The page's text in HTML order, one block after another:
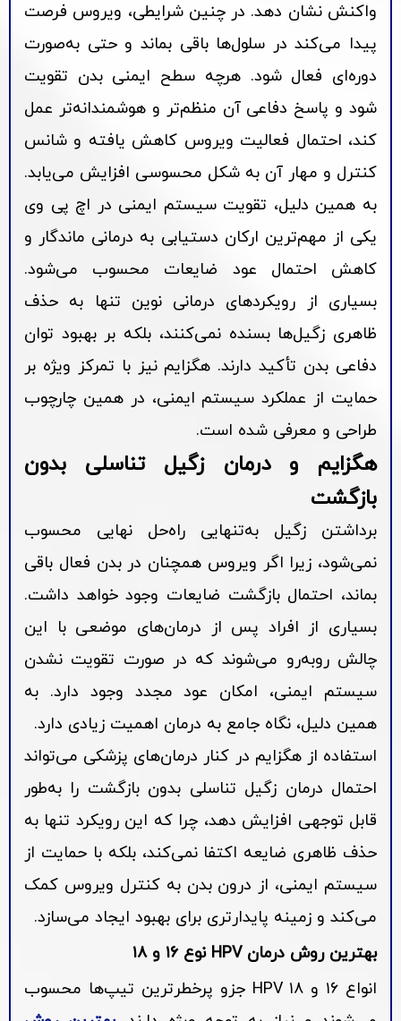
واکنش نشان دهد. در چنین شرایطی، ویروس فرصت
پیدا می‌کند در سلول‌ها باقی بماند و حتی به‌صورت
دوره‌ای فعال شود. هرچه سطح ایمنی بدن تقویت
شود و پاسخ دفاعی آن منظم‌تر و هوشمندانه‌تر عمل
کند، احتمال فعالیت ویروس کاهش یافته و شانس
کنترل و مهار آن به شکل محسوسی افزایش می‌یابد.
به همین دلیل، تقویت سیستم ایمنی در اچ پی وی
یکی از مهم‌ترین ارکان دستیابی به درمانی ماندگار و
کاهش احتمال عود ضایعات محسوب می‌شود.
بسیاری از رویکردهای درمانی نوین تنها به حذف
ظاهری زگیل‌ها بسنده نمی‌کنند، بلکه بر بهبود توان
دفاعی بدن تأکید دارند. هگزایم نیز با تمرکز ویژه بر
حمایت از عملکرد سیستم ایمنی، در همین چارچوب
طراحی و معرفی شده است.
هگزایم و درمان زگیل تناسلی بدون
بازگشت
برداشتن زگیل به‌تنهایی راه‌حل نهایی محسوب
نمی‌شود، زیرا اگر ویروس همچنان در بدن فعال باقی
بماند، احتمال بازگشت ضایعات وجود خواهد داشت.
بسیاری از افراد پس از درمان‌های موضعی با این
چالش روبه‌رو می‌شوند که در صورت تقویت نشدن
سیستم ایمنی، امکان عود مجدد وجود دارد. به
همین دلیل، نگاه جامع به درمان اهمیت زیادی دارد.
استفاده از هگزایم در کنار درمان‌های پزشکی می‌تواند
احتمال درمان زگیل تناسلی بدون بازگشت را به‌طور
قابل توجهی افزایش دهد، چرا که این رویکرد تنها به
حذف ظاهری ضایعه اکتفا نمی‌کند، بلکه با حمایت از
سیستم ایمنی، از درون بدن به کنترل ویروس کمک
می‌کند و زمینه پایدارتری برای بهبود ایجاد می‌سازد.
بهترین روش درمان HPV نوع ۱۶ و ۱۸
انواع ۱۶ و ۱۸ HPV جزو پرخطرترین تیپ‌ها محسوب